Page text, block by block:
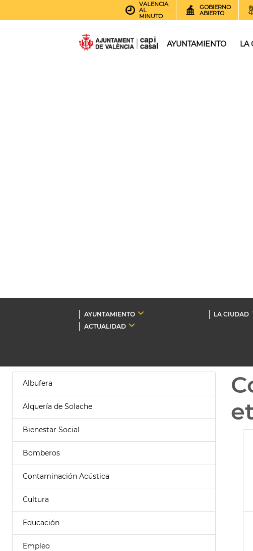
VALENCIA
AL
MINUTO
GOBIERNO
ABIERTO
AYUNTAMIENTO LA
AYUNTAMIENTO LA CIUDAD
ACTUALIDAD
Albufera
Alquería de Solache
Bienestar Social
Bomberos
Contaminación Acústica
Cultura
Educación
Empleo